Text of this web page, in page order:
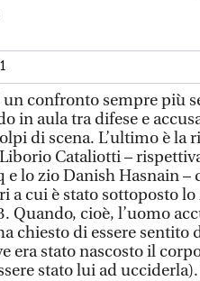
un confronto sempre più
in aula tra difese e
di scena. L’ultimo è la
Liborio Cataliotti –
e lo zio Danish Hasnain –
a cui è stato sottoposto
Quando, cioè, l’uomo
chiesto di essere
era stato nascosto il
stato lui ad